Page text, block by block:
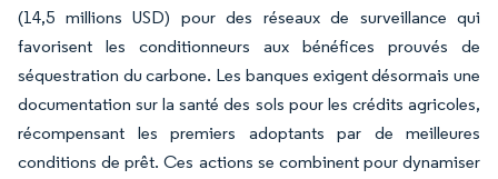
(14,5 millions USD) pour des réseaux de surveillance qui
favorisent les conditionneurs aux bénéfices prouvés de
séquestration du carbone. Les banques exigent désormais une
documentation sur la santé des sols pour les crédits agricoles,
récompensant les premiers adoptants par de meilleures
conditions de prêt. Ces actions se combinent pour dynamiser